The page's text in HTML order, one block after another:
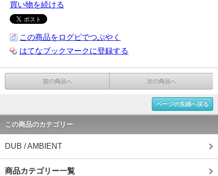
買い物を続ける
この商品をログピでつぶやく
はてなブックマークに登録する
前の商品へ 次の商品へ
ページの先頭へ戻る
この商品のカテゴリー
DUB / AMBIENT
商品カテゴリー一覧